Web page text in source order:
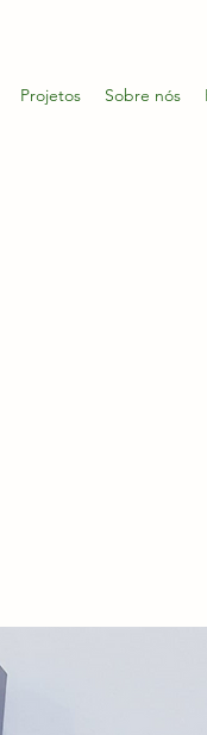
Projetos Sobre nós